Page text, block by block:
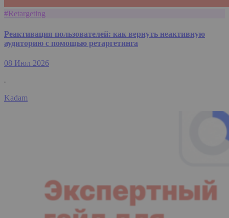
#Retargeting
Реактивация пользователей: как вернуть неактивную
аудиторию с помощью ретаргетинга
08 Июл 2026
Kadam